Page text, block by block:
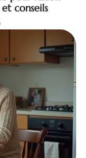
conseils